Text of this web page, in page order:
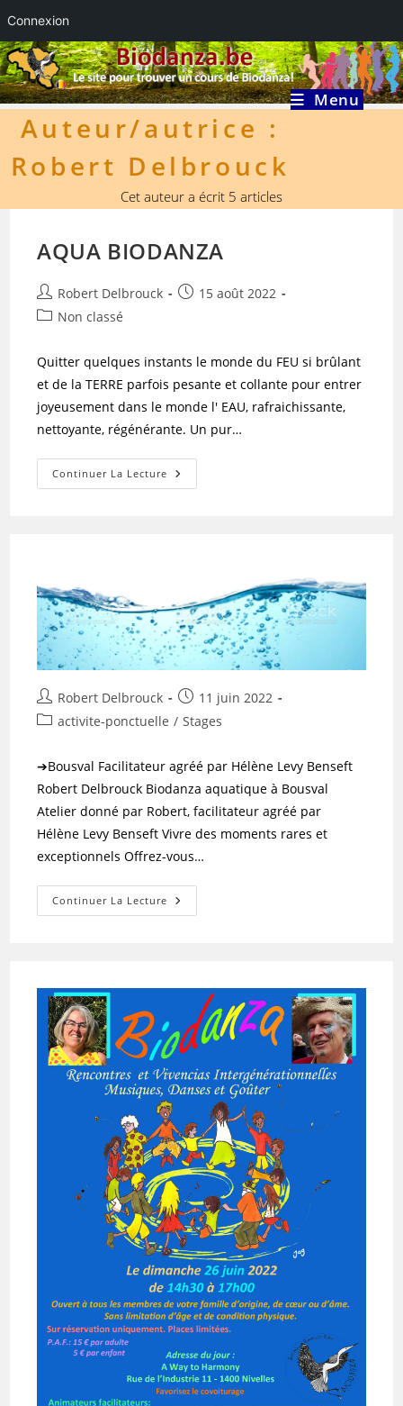
Connexion
Skip
to
content
Menu
Auteur/autrice :
Robert Delbrouck
Cet auteur a écrit 5 articles
AQUA BIODANZA
Auteur/autrice
de
Robert Delbrouck
Publication
15 août 2022
PostNon classé
Quitter quelques instants le monde du FEU si brûlant
et de la TERRE parfois pesante et collante pour entrer
joyeusement dans le monde l' EAU, rafraichissante,
nettoyante, régénérante. Un pur…
Continuer La Lecture AQUA
BIODANZA
Auteur/autrice
de
Robert Delbrouck
Publication
publiée :
11 juin 2022
Postactivite-ponctuelle / Stages
➔Bousval Facilitateur agréé par Hélène Levy Benseft
Robert Delbrouck Biodanza aquatique à Bousval
Atelier donné par Robert, facilitateur agréé par
Hélène Levy Benseft Vivre des moments rares et
exceptionnels Offrez-vous…
Continuer La Lecture